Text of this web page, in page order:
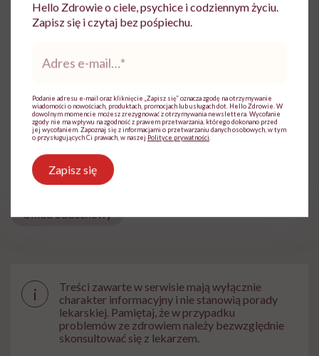
Ratownik Kwalifikowanej Pierwszej
Pomocy (KPP), specjalista ds. treści.
Udostępnij
Powiązane tematy:
Domowe sposoby
Układ oddechowy
i
Treści zawarte w serwisie mają wyłącznie
charakter informacyjny i nie stanowią porady
lekarskiej. Pamiętaj, że w przypadku
problemów ze zdrowiem należy bezwzględnie
skonsultować się z lekarzem.
Hello Zdrowie o ciele, psychice i codziennym życiu.
Zapisz się i czytaj bez pośpiechu.
*
Podanie adresu e-mail oraz kliknięcie „Zapisz się” oznacza zgodę na otrzymywanie
wiadomości o nowościach, produktach, promocjach lub usługach dot. Hello Zdrowie. W
dowolnym momencie możesz zrezygnować z otrzymywania newslettera. Wycofanie
zgody nie ma wpływu na zgodność z prawem przetwarzania, którego dokonano przed
jej wycofaniem. Zapoznaj się z informacjami o przetwarzaniu danych osobowych, w tym
o przysługujących Ci prawach, w naszej Polityce prywatności
Zapisz się